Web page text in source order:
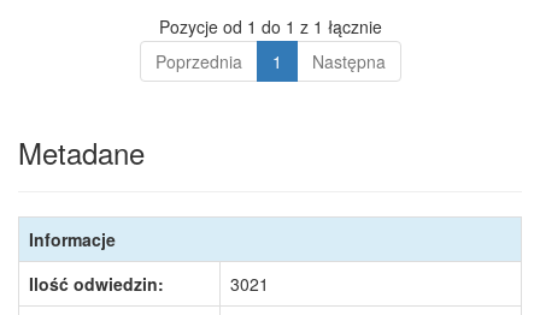
Pozycje od 1 do 1 z 1 łącznie
Poprzednia
1 Następna
Metadane
Informacje
Ilość odwiedzin:
3021